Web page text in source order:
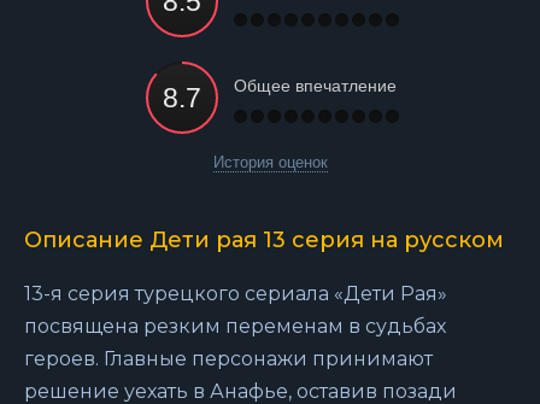
Общее впечатление
История оценок
Описание Дети рая 13 серия на русском
13-я серия турецкого сериала «Дети Рая»
посвящена резким переменам в судьбах
героев. Главные персонажи принимают
решение уехать в Анафье, оставив позади